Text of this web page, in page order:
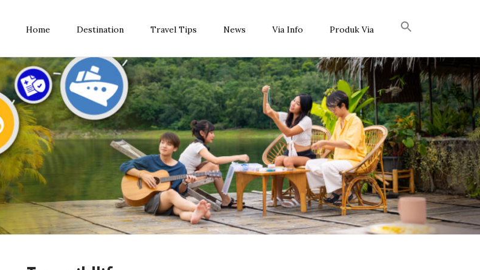
Home Destination Travel Tips News Via Info Produk Via